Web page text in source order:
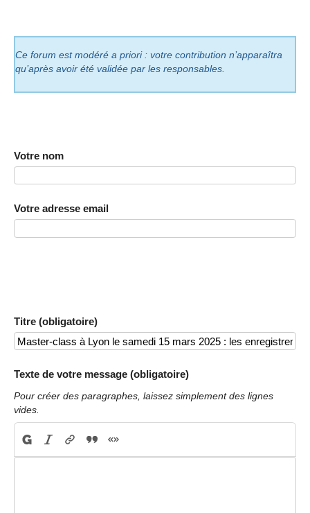
Ce forum est modéré a priori : votre contribution n’apparaîtra
qu’après avoir été validée par les responsables.
Votre nom
Votre adresse email
Titre (obligatoire)
Texte de votre message (obligatoire)
Pour créer des paragraphes, laissez simplement des lignes
vides.